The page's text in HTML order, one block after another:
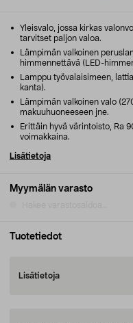
Myymälän varasto
Yleisvalo, jossa kirkas
tarvitset paljon valoa.
Lämpimän valkoinen
himmennettävä (LED-
Lamppu työvalaisimeen,
kanta).
Lämpimän valkoinen valo
makuuhuoneeseen jne.
Erittäin hyvä värintoisto, Ra
voimakkaina.
Lisätietoja
Tuotetiedot
Lisätietoja